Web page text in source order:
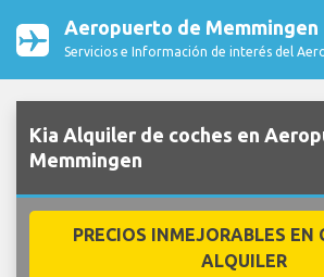
Aeropuerto de Memmingen
Servicios e Información de interés del
Kia Alquiler de coches en
Memmingen
PRECIOS INMEJORABLES EN
ALQUILER